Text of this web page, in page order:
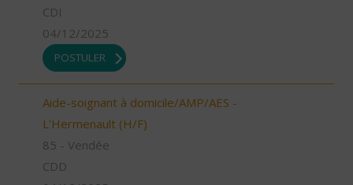
CDI
04/12/2025
POSTULER
Aide-soignant à domicile/AMP/AES -
L'Hermenault (H/F)
85 - Vendée
CDD